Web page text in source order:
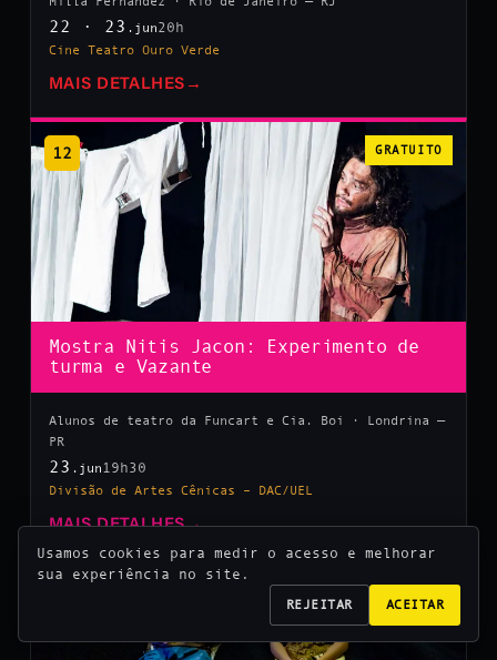
22 · 23 .jun20h
Cine Teatro Ouro Verde
MAIS DETALHES →
12 GRATUITO
Mostra Nitis Jacon: Experimento de
turma e Vazante
Alunos de teatro da Funcart e Cia. Boi · Londrina —
PR
23 .jun 19h30
Divisão de Artes Cênicas – DAC/UEL
MAIS DETALHES→
Usamos cookies para medir o acesso e melhorar
sua experiência no site.
REJEITAR ACEITAR